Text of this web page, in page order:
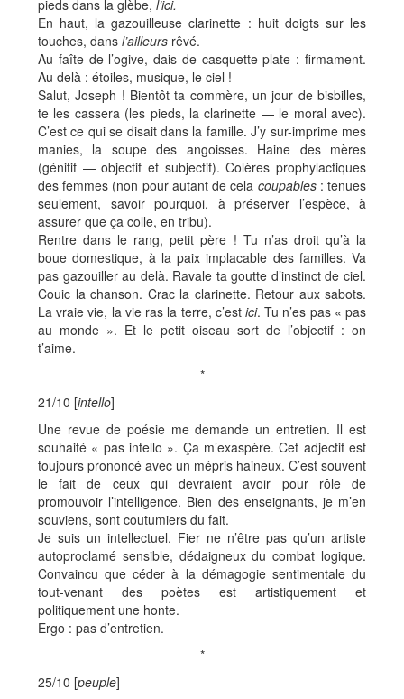
pieds dans la glèbe, l’ici.
En haut, la gazouilleuse clarinette : huit doigts sur les
touches, dans l’ailleurs rêvé.
Au faîte de l’ogive, dais de casquette plate : firmament.
Au delà : étoiles, musique, le ciel !
Salut, Joseph ! Bientôt ta commère, un jour de bisbilles,
te les cassera (les pieds, la clarinette — le moral avec).
C’est ce qui se disait dans la famille. J’y sur-imprime mes
manies, la soupe des angoisses. Haine des mères
(génitif — objectif et subjectif). Colères prophylactiques
des femmes (non pour autant de cela coupables : tenues
seulement, savoir pourquoi, à préserver l’espèce, à
assurer que ça colle, en tribu).
Rentre dans le rang, petit père ! Tu n’as droit qu’à la
boue domestique, à la paix implacable des familles. Va
pas gazouiller au delà. Ravale ta goutte d’instinct de ciel.
Couic la chanson. Crac la clarinette. Retour aux sabots.
La vraie vie, la vie ras la terre, c’est ici. Tu n’es pas « pas
au monde ». Et le petit oiseau sort de l’objectif : on
t’aime.
*
21/10 [intello]
Une revue de poésie me demande un entretien. Il est
souhaité « pas intello ». Ça m’exaspère. Cet adjectif est
toujours prononcé avec un mépris haineux. C’est souvent
le fait de ceux qui devraient avoir pour rôle de
promouvoir l’intelligence. Bien des enseignants, je m’en
souviens, sont coutumiers du fait.
Je suis un intellectuel. Fier ne n’être pas qu’un artiste
autoproclamé sensible, dédaigneux du combat logique.
Convaincu que céder à la démagogie sentimentale du
tout-venant des poètes est artistiquement et
politiquement une honte.
Ergo : pas d’entretien.
*
25/10 [peuple]